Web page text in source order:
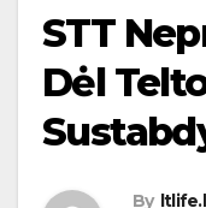
STT
Dėl
By